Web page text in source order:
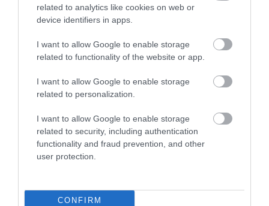
related to analytics like cookies on web or
device identifiers in apps.
I want to allow Google to enable storage
related to functionality of the website or app.
I want to allow Google to enable storage
related to personalization.
I want to allow Google to enable storage
related to security, including authentication
functionality and fraud prevention, and other
user protection.
CONFIRM